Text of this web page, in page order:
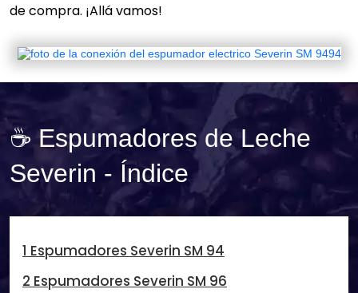
de compra. ¡Allá vamos!
☕ Espumadores de Leche
Severin - Índice
1 Espumadores Severin SM 94
2 Espumadores Severin SM 96